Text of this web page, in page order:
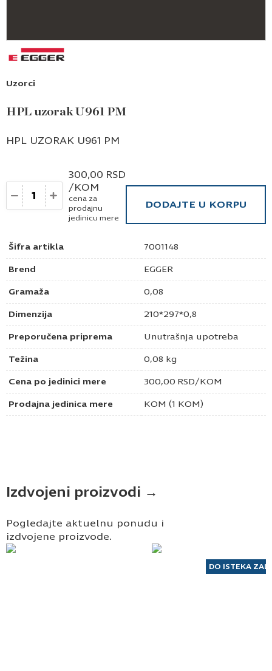
Uzorci
HPL uzorak U961 PM
Šifra artikla 7001148
Brend EGGER
Gramaža 0,08
Dimenzija 210*297*0,8
Preporučena priprema Unutrašnja upotreba
Težina 0,08 kg
Cena po jedinici mere 300,00 RSD/KOM
Prodajna jedinica mere KOM (1 KOM)
HPL UZORAK U961 PM
Količina
300,00 RSD
/KOM
cena za
prodajnu
jedinicu mere
DODAJTE U KORPU
Izdvojeni proizvodi →
Pogledajte aktuelnu ponudu i
izdvojene proizvode.
DO ISTEKA